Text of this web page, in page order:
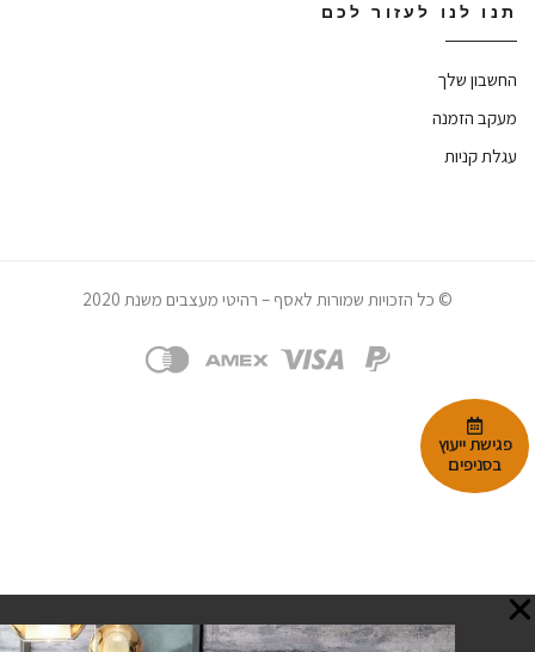
תנו לנו לעזור לכם
החשבון שלך
מעקב הזמנה
עגלת קניות
© כל הזכויות שמורות לאסף – רהיטי מעצבים משנת 2020
פגישת ייעוץ
בסניפים